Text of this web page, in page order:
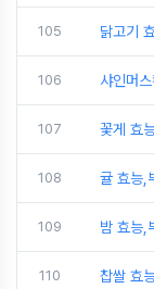
105 닭고기
106 샤인머
107 꽃게 효
108 귤 효능,
109 밤 효능,
110 찹쌀 효